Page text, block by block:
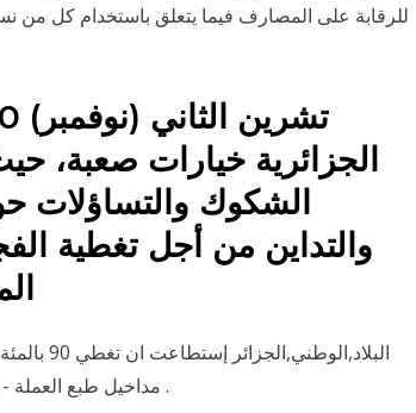
الجزائرية خيارات
الشكوك والتساؤلات
والتداين من أجل تغطية
مداخيل طبع العملة - من تقليص الفجوة على مستوى عجز الميزان التجاري .